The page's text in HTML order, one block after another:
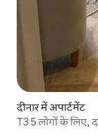
दीनार में अपार्टमेंट
T3 5 लोगों के लिए,